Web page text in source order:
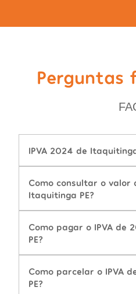
Perguntas
IPVA 2024 de
Como consultar o valor
Itaquitinga PE?
Como pagar o IPVA de
PE?
Como parcelar o IPVA
PE?